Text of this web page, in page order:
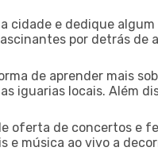
cidade e dedique
por detrás de
de aprender mais
iguarias locais. Além
oferta de concertos e
música ao vivo a